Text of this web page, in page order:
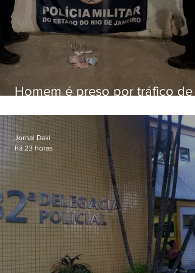
Homem é preso por tráfico de
Jornal Daki
há 23 horas